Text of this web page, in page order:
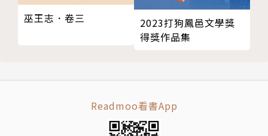
曲，成功獲得迴響。
除了製作動畫或遊戲音樂之外，同時執筆小說創作，不
巫王志．卷三
2023打狗鳳邑文學獎
得獎作品集
Readmoo看書App